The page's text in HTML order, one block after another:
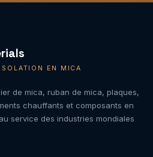
EN MICA
de mica, ruban de mica, plaques,
chauffants et composants en
service des industries mondiales